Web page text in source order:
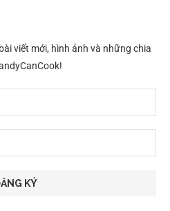
viết mới, hình ảnh và những chia